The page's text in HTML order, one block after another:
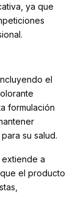
ya que
el
formulación
su salud.
extiende a
el producto